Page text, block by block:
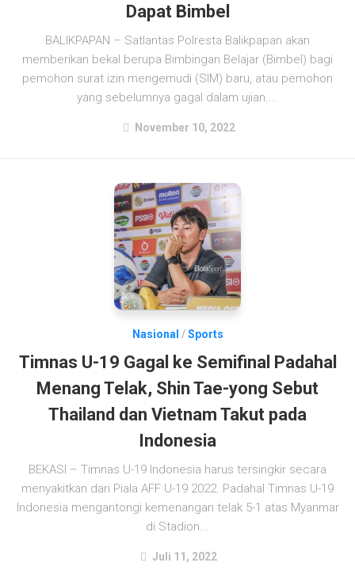
Dapat Bimbel
BALIKPAPAN – Satlantas Polresta Balikpapan akan
memberikan bekal berupa Bimbingan Belajar (Bimbel) bagi
pemohon surat izin mengemudi (SIM) baru, atau pemohon
yang sebelumnya gagal dalam ujian....
November 10, 2022
Nasional /Sports
Timnas U-19 Gagal ke Semifinal Padahal
Menang Telak, Shin Tae-yong Sebut
Thailand dan Vietnam Takut pada
Indonesia
BEKASI – Timnas U-19 Indonesia harus tersingkir secara
menyakitkan dari Piala AFF U-19 2022. Padahal Timnas U-19
Indonesia mengantongi kemenangan telak 5-1 atas Myanmar
di Stadion...
Juli 11, 2022